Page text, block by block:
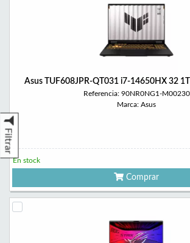
Filtrar
Asus TUF608JPR-QT031 i7-14650HX 32
Referencia: 90NR0NG1-M00230
Marca: Asus
En stock
Comprar